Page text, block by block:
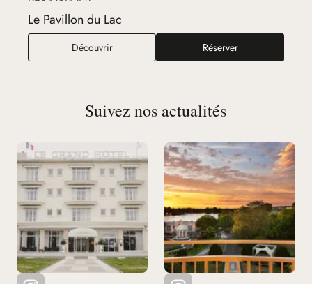
Le Pavillon du Lac
DécouvrirLe Pavillon du Lac Réserver
Suivez nos actualités